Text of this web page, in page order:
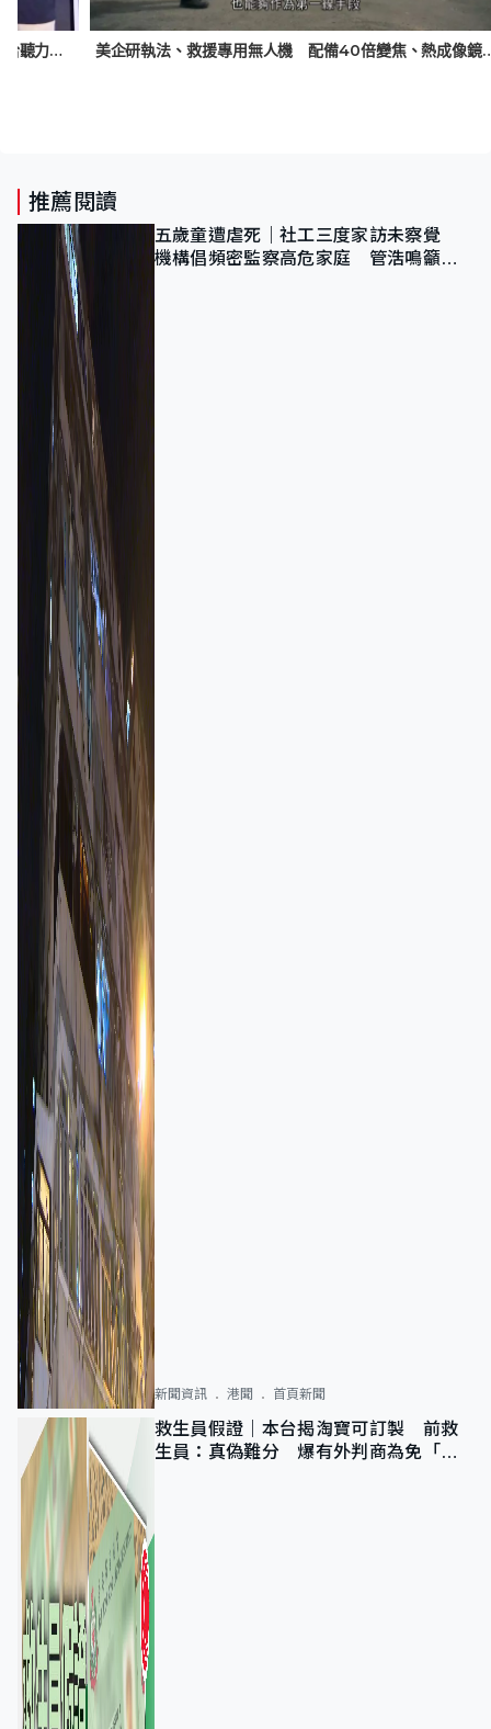
智創未來｜初創研發介質傳導聲音 助聽障人士重拾聽力 雜音較傳統助聽器少 美企研執法、救援專用無人機
推薦閱讀
五歲童遭虐死｜社工三度家訪未察覺
機構倡頻密監察高危家庭 管浩鳴籲加
新聞資訊 港聞 首頁新聞
救生員假證｜本台揭淘寶可訂製 前救
生員：真偽難分 爆有外判商為免「封